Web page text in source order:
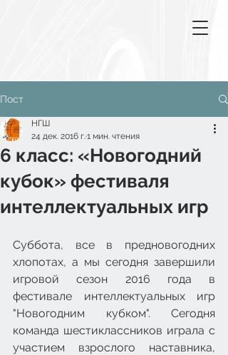
Пост
6 класс: «Новогодний
кубок» фестиваля
интеллектуальных игр
НГШ
24 дек. 2016 г.1 мин. чтения
Суббота, все в предновогодних
хлопотах, а мы сегодня завершили
игровой сезон 2016 года в
фестивале интеллектуальных игр
"Новогодним кубком". Сегодня
команда шестиклассников играла с
участием взрослого наставника,